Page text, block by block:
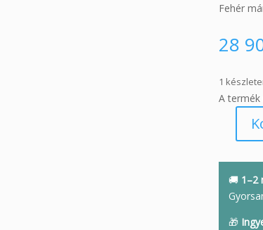
Fehér
28
1
A termék
Márvány
🚚 1–2
🎁